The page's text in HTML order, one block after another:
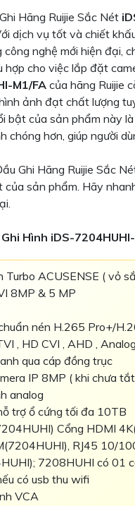
Hãng Ruijie Sắc Nét
dịch vụ tốt và chiết
nghệ mới hiện đại,
cho việc lắp đặt
M1/FAcủa hãng Ruijie
ảnh đạt chất lượng
của sản phẩm này
chóng hơn, giúp người
Ghi Hãng Ruijie Sắc
của sản phẩm. Hãy
Hình iDS-
ACUSENSE ( vỏ
8MP & 5 MP
nén H.265 Pro+/
, HD CVI , AHD , Analog.
qua cáp đồng trục
IP 8MP ( khi chưa
analog
trợ ổ cứng tối đa 10TB
Cổng HDMI
RJ45 10/
7208HUHI có 01
có usb thu wifi
VCA